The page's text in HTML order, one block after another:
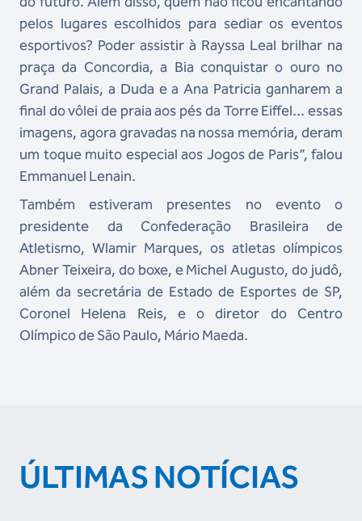
pelos lugares escolhidos para sediar os eventos
esportivos? Poder assistir à Rayssa Leal brilhar na
praça da Concordia, a Bia conquistar o ouro no
Grand Palais, a Duda e a Ana Patricia ganharem a
final do vôlei de praia aos pés da Torre Eiffel... essas
imagens, agora gravadas na nossa memória, deram
um toque muito especial aos Jogos de Paris”, falou
Emmanuel Lenain.
Também estiveram presentes no evento o
presidente da Confederação Brasileira de
Atletismo, Wlamir Marques, os atletas olímpicos
Abner Teixeira, do boxe, e Michel Augusto, do judô,
além da secretária de Estado de Esportes de SP,
Coronel Helena Reis, e o diretor do Centro
Olímpico de São Paulo, Mário Maeda.
ÚLTIMAS NOTÍCIAS